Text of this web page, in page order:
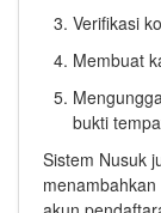
Verifikasi
Membuat
bukti
Sistem Nusuk